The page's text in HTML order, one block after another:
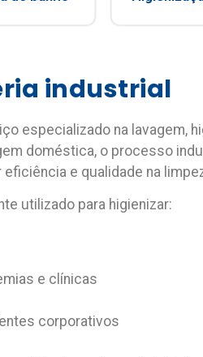
industrial
especializado na lavagem,
doméstica, o processo
e qualidade na
utilizado para higienizar:
e clínicas
corporativos